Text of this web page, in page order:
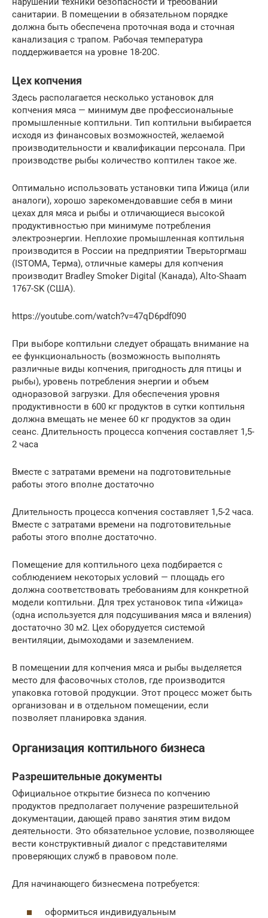
санитарии. В помещении в обязательном порядке
должна быть обеспечена проточная вода и сточная
канализация с трапом. Рабочая температура
поддерживается на уровне 18-20С.
Цех копчения
Здесь располагается несколько установок для
копчения мяса — минимум две профессиональные
промышленные коптильни. Тип коптильни выбирается
исходя из финансовых возможностей, желаемой
производительности и квалификации персонала. При
производстве рыбы количество коптилен такое же.
Оптимально использовать установки типа Ижица (или
аналоги), хорошо зарекомендовавшие себя в мини
цехах для мяса и рыбы и отличающиеся высокой
продуктивностью при минимуме потребления
электроэнергии. Неплохие промышленная коптильня
производится в России на предприятии Тверьторгмаш
(ISTOMA, Терма), отличные камеры для копчения
производит Bradley Smoker Digital (Канада), Alto-Shaam
1767-SK (США).
https://youtube.com/watch?v=47qD6pdf090
При выборе коптильни следует обращать внимание на
ее функциональность (возможность выполнять
различные виды копчения, пригодность для птицы и
рыбы), уровень потребления энергии и объем
одноразовой загрузки. Для обеспечения уровня
продуктивности в 600 кг продуктов в сутки коптильня
должна вмещать не менее 60 кг продуктов за один
сеанс. Длительность процесса копчения составляет 1,5-
2 часа
Вместе с затратами времени на подготовительные
работы этого вполне достаточно
Длительность процесса копчения составляет 1,5-2 часа.
Вместе с затратами времени на подготовительные
работы этого вполне достаточно.
Помещение для коптильного цеха подбирается с
соблюдением некоторых условий — площадь его
должна соответствовать требованиям для конкретной
модели коптильни. Для трех установок типа «Ижица»
(одна используется для подсушивания мяса и вяления)
достаточно 30 м2. Цех оборудуется системой
вентиляции, дымоходами и заземлением.
В помещении для копчения мяса и рыбы выделяется
место для фасовочных столов, где производится
упаковка готовой продукции. Этот процесс может быть
организован и в отдельном помещении, если
позволяет планировка здания.
Организация коптильного бизнеса
Разрешительные документы
Официальное открытие бизнеса по копчению
продуктов предполагает получение разрешительной
документации, дающей право занятия этим видом
деятельности. Это обязательное условие, позволяющее
вести конструктивный диалог с представителями
проверяющих служб в правовом поле.
Для начинающего бизнесмена потребуется:
оформиться индивидуальным